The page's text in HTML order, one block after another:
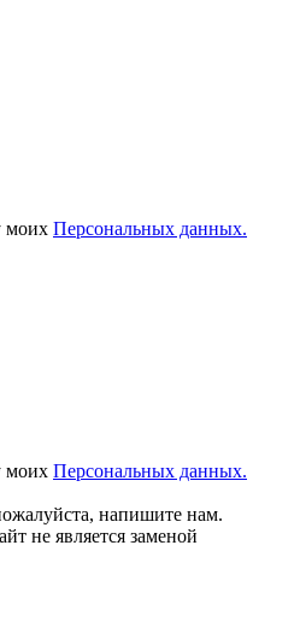
моих Персональных данных.
моих Персональных данных.
напишите нам.
не является заменой